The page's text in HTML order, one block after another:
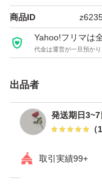
商品ID
Yahoo!フリマは
代金は運営が一旦預か
出品者
発送期日
（
取引実績99+